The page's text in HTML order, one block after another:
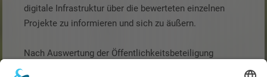
digitale Infrastruktur über die bewerteten einzelnen
Projekte zu informieren und sich zu äußern.
Nach Auswertung der Öffentlichkeitsbeteiligung